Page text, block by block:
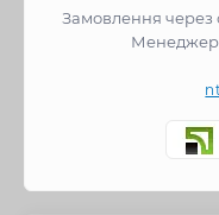
Замовлення через
Менеджер